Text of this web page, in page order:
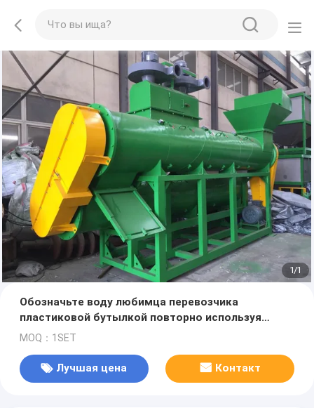
1/1
Обозначьте воду любимца перевозчика
пластиковой бутылкой повторно используя
оборудование 2000kg/h
MOQ：1SET
Лучшая цена Контакт